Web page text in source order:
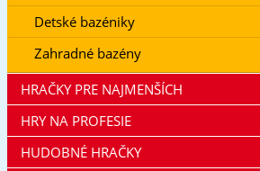
Detské bazéniky
Zahradné bazény
HRAČKY PRE NAJMENŠÍCH
HRY NA PROFESIE
HUDOBNÉ HRAČKY